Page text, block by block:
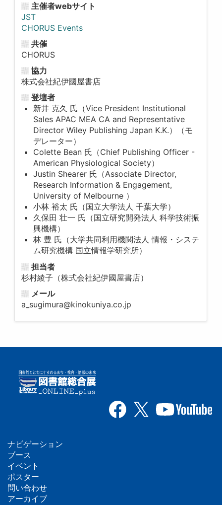
主催者webサイト
JST
CHORUS Events
共催
CHORUS
協力
株式会社紀伊國屋書店
登壇者
新井 克久 氏（Vice President Institutional
Sales APAC MEA CA and Representative
Director Wiley Publishing Japan K.K.）（モ
デレーター）
Colette Bean 氏（Chief Publishing Officer -
American Physiological Society）
Justin Shearer 氏（Associate Director,
Research Information & Engagement,
University of Melbourne ）
小林 裕太 氏（国立大学法人 千葉大学）
久保田 壮一 氏（国立研究開発法人 科学技術振
興機構）
林 豊 氏（大学共同利用機関法人 情報・システ
ム研究機構 国立情報学研究所）
担当者
杉村綾子（株式会社紀伊國屋書店）
メール
a_sugimura@kinokuniya.co.jp
フ
ッ
タ
ナビゲーション
ブース
イベント
ポスター
問い合わせ
アーカイブ